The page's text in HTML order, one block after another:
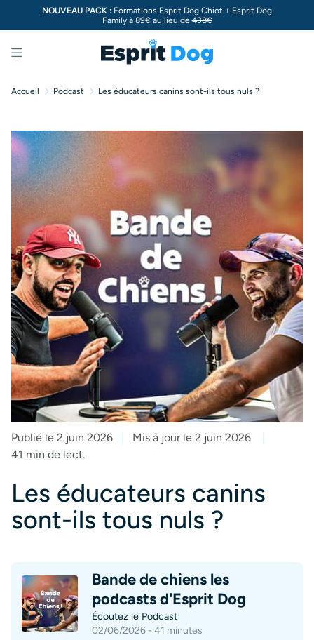
NOUVEAU PACK : Formations Esprit Dog Chiot + Esprit Dog
Family à 89€ au lieu de438€
Menu
Accueil Podcast Les éducateurs canins sont-ils tous nuls ?
Publié le 2 juin 2026
Mis à jour le 2 juin 2026
41 min de lect.
Les éducateurs canins
sont-ils tous nuls ?
Bande de chiens les
podcasts d'Esprit Dog
Écoutez le Podcast
02/06/2026 - 41 minutes